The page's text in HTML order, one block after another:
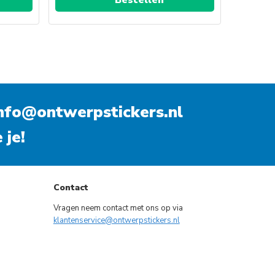
je!
Contact
Vragen neem contact met ons op via
klantenservice@ontwerpstickers.nl